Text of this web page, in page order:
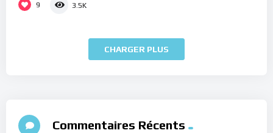
9 3.5K
CHARGER PLUS
Commentaires Récents